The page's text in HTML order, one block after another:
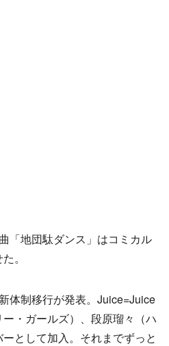
「地団駄ダンス」はコミカル
。
体制移行が発表。Juice=Juice
・ガールズ）、段原瑠々（ハ
として加入。それまでずっと